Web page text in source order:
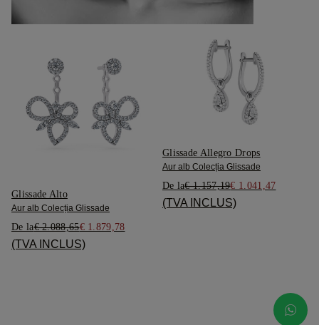
Glissade Alto
Aur alb Colecția Glissade
De la€ 2.088,65€ 1.879,78
(TVA INCLUS)
Glissade Allegro Drops
Aur alb Colecția Glissade
De la€ 1.157,19€ 1.041,47
(TVA INCLUS)